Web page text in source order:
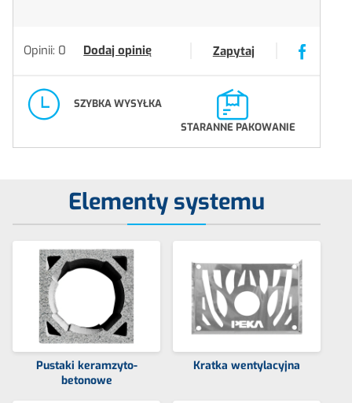
Opinii: 0 Dodaj opinię Zapytaj
SZYBKA WYSYŁKA
STARANNE PAKOWANIE
Elementy systemu
Pustaki keramzyto-
betonowe
Kratka wentylacyjna